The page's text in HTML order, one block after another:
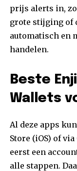
prijs alerts in,
grote stijging of
automatisch en
handelen.
Beste
Wallets
Al deze apps
Store (iOS) of
eerst een
alle stappen.